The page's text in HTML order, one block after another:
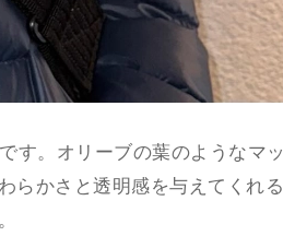
す。オリーブの葉のようなマッ
らかさと透明感を与えてくれる